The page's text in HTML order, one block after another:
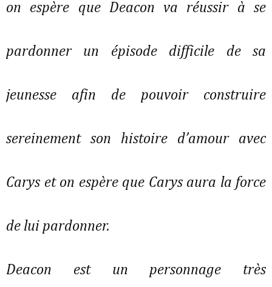
on espère que Deacon va réussir à se
pardonner un épisode difficile de sa
jeunesse afin de pouvoir construire
sereinement son histoire d’amour avec
Carys et on espère que Carys aura la force
de lui pardonner.
Deacon est un personnage très